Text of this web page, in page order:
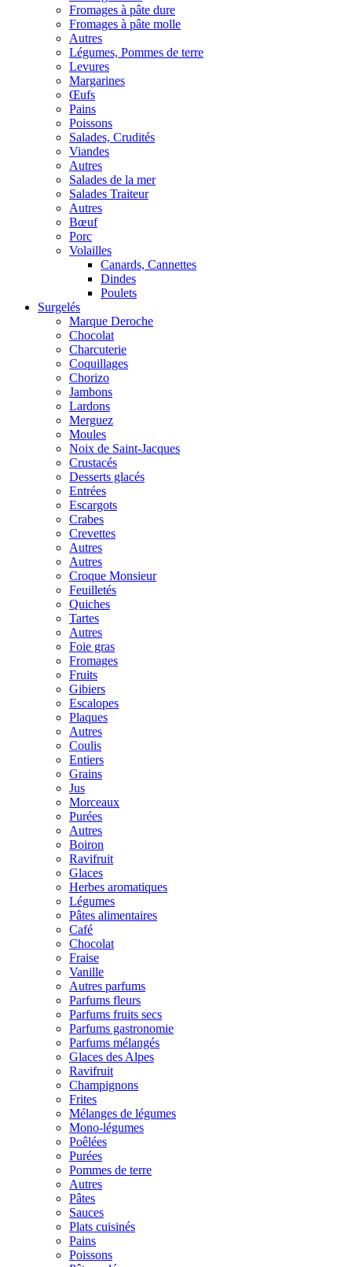
Fromages à pâte dure
Fromages à pâte molle
Autres
Légumes, Pommes de terre
Levures
Margarines
Œufs
Pains
Poissons
Salades, Crudités
Viandes
Autres
Salades de la mer
Salades Traiteur
Autres
Bœuf
Porc
Volailles
Canards, Cannettes
Dindes
Poulets
Surgelés
Marque Deroche
Chocolat
Charcuterie
Coquillages
Chorizo
Jambons
Lardons
Merguez
Moules
Noix de Saint-Jacques
Crustacés
Desserts glacés
Entrées
Escargots
Crabes
Crevettes
Autres
Autres
Croque Monsieur
Feuilletés
Quiches
Tartes
Autres
Foie gras
Fromages
Fruits
Gibiers
Escalopes
Plaques
Autres
Coulis
Entiers
Grains
Jus
Morceaux
Purées
Autres
Boiron
Ravifruit
Glaces
Herbes aromatiques
Légumes
Pâtes alimentaires
Café
Chocolat
Fraise
Vanille
Autres parfums
Parfums fleurs
Parfums fruits secs
Parfums gastronomie
Parfums mélangés
Glaces des Alpes
Ravifruit
Champignons
Frites
Mélanges de légumes
Mono-légumes
Poêlées
Purées
Pommes de terre
Autres
Pâtes
Sauces
Plats cuisinés
Pains
Poissons